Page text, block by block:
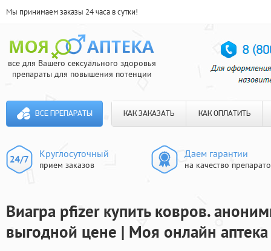
Мы принимаем заказы 24 часа в сутки!
все для Вашего сексуального здоровья
препараты для повышения потенции
ВСЕ ПРЕПАРАТЫ КАК ЗАКАЗАТЬ КАК ОПЛАТИТЬ
Круглосуточный
прием заказов
Даем гарантии
на качество
Виагра pfizer купить ковров.
выгодной цене | Моя онлайн